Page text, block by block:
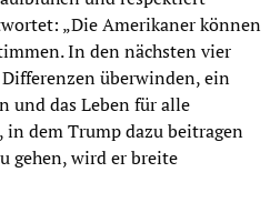
„Die Amerikaner können
In den nächsten vier
überwinden, ein
und das Leben für alle
in dem Trump dazu beitragen
gehen, wird er breite